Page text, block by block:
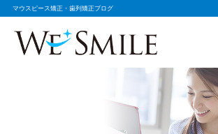
マウスピース矯正・歯列矯正ブログ